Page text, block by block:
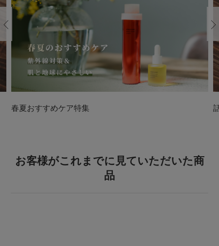
Previous
春夏おすすめケア特集
お客様がこれまでに見ていただいた商
品